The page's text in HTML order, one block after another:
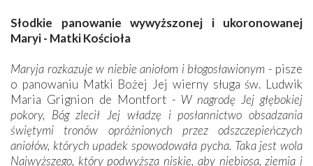
Słodkie panowanie wywyższonej i ukoronowanej
Maryi - Matki Kościoła
Maryja rozkazuje w niebie aniołom i błogosławionym - pisze
o panowaniu Matki Bożej Jej wierny sługa św. Ludwik
Maria Grignion de Montfort - W nagrodę Jej głębokiej
pokory, Bóg zlecił Jej władzę i posłannictwo obsadzania
świętymi tronów opróżnionych przez odszczepieńczych
aniołów, których upadek spowodowała pycha. Taka jest wola
Najwyższego, który podwyższa niskie, aby niebiosa, ziemia i